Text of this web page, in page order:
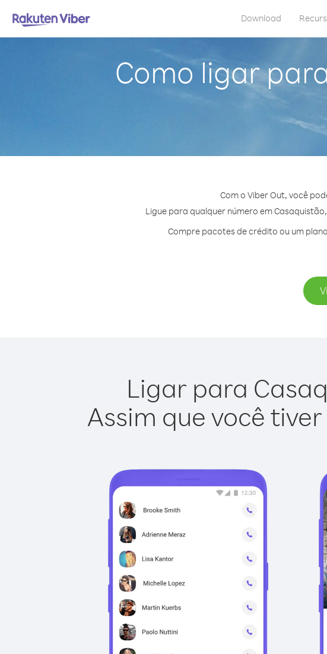
Download
Como ligar
Com o Viber Out, você
Ligue para qualquer número em
Compre pacotes de crédito ou um
Ligar para
Assim que você